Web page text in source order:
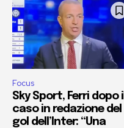
Focus
Sky Sport, Ferri dopo il
caso in redazione del
gol dell’Inter: “Una